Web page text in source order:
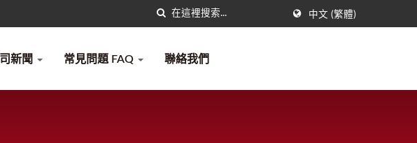
中文 (繁體)
新聞 常見問題 FAQ 聯絡我們